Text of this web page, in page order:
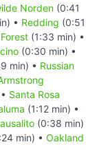
Norden (0:41
• Redding (0:51
(1:33 min) •
(0:30 min) •
min) • Russian
Santa Rosa
(1:12 min) •
(0:38 min)
min) • Oakland